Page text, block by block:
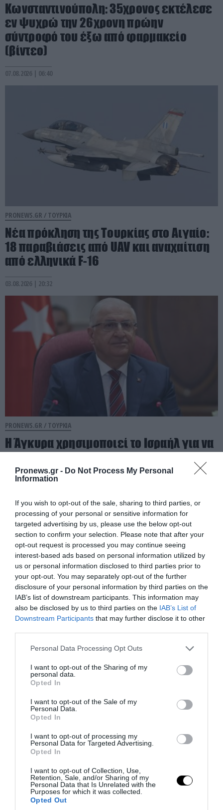
Pronews.gr - Do Not Process My Personal
Information
If you wish to opt-out of the sale, sharing to third parties, or
processing of your personal or sensitive information for
targeted advertising by us, please use the below opt-out
section to confirm your selection. Please note that after your
opt-out request is processed you may continue seeing
interest-based ads based on personal information utilized by
us or personal information disclosed to third parties prior to
your opt-out. You may separately opt-out of the further
disclosure of your personal information by third parties on the
IAB’s list of downstream participants. This information may
also be disclosed by us to third parties on the IAB’s List of
Downstream Participants that may further disclose it to other
Please note that this website/app uses one or more Google
not limited to your visit or usage behaviour. You may click to
grant or deny consent to Google and its third-party tags to
use your data for below specified purposes in below Google
consent section.
Personal Data Processing Opt Outs
I want to opt-out of the Sharing of my
personal data.
Opted In
I want to opt-out of the Sale of my
Personal Data.
Opted In
I want to opt-out of processing my
Personal Data for Targeted Advertising.
Opted In
I want to opt-out of Collection, Use,
Retention, Sale, and/or Sharing of my
Personal Data that Is Unrelated with the
Purposes for which it was collected.
Opted Out
Κωνσταντινούπολη: 35χρονος εκτέλεσε
εν ψυχρώ την 26χρονη πρώην
σύντροφό του έξω από φαρμακείο
(βίντεο)
07.08.2026 | 06:40
PRONEWS.GR / ΤΟΥΡΚΙΑ
Νέα πρόκληση της Τουρκίας στο Αιγαίο:
18 παραβιάσεις από UAV και αναχαίτιση
από ελληνικά F-16
03.08.2026 | 20:32
PRONEWS.GR / ΤΟΥΡΚΙΑ
Η Άγκυρα χρησιμοποιεί το Ισραήλ για να
απειλεί πάλι την Κύπρο:
«Παρακολουθούμε στενά τις κινήσεις
του Ισραήλ»
02.08.2026 | 18:58
PRONEWS.GR /ΤΟΥΡΚΙΑ
Ξεκίνησε η κατασκευή των νέων
τουρκικών Eurofighter – Θα
02.08.2026 | 15:17